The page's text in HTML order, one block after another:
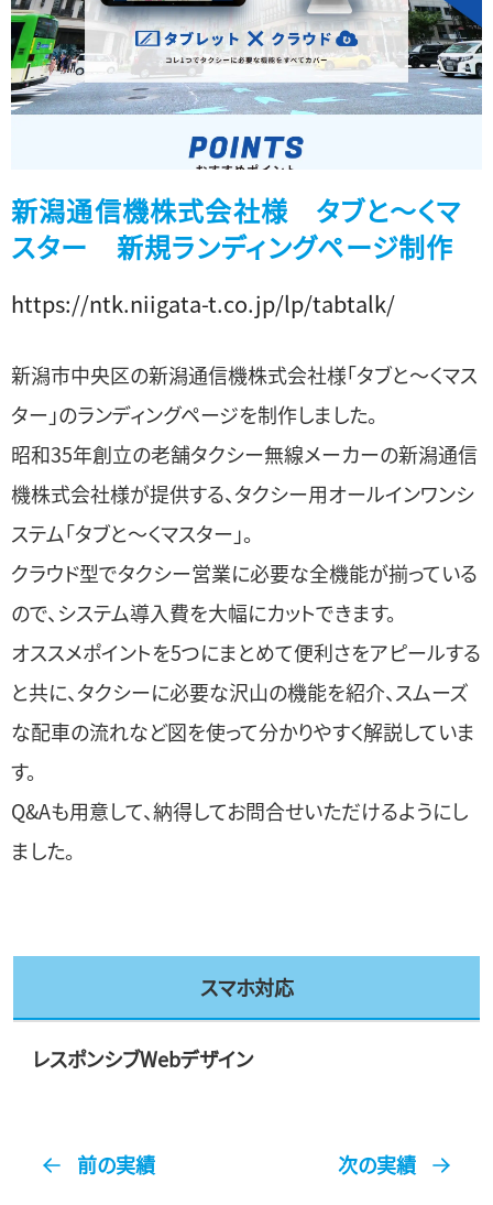
新潟通信機株式会社様 タブと～くマ
スター 新規ランディングページ制作
https://ntk.niigata-t.co.jp/lp/tabtalk/
新潟市中央区の新潟通信機株式会社様「タブと～くマス
ター」のランディングページを制作しました。
昭和35年創立の老舗タクシー無線メーカーの新潟通信
機株式会社様が提供する、タクシー用オールインワンシ
ステム「タブと～くマスター」。
クラウド型でタクシー営業に必要な全機能が揃っている
ので、システム導入費を大幅にカットできます。
オススメポイントを5つにまとめて便利さをアピールする
と共に、タクシーに必要な沢山の機能を紹介、スムーズ
な配車の流れなど図を使って分かりやすく解説していま
す。
Q&Aも用意して、納得してお問合せいただけるようにし
ました。
スマホ対応
レスポンシブWebデザイン
前の実績 次の実績